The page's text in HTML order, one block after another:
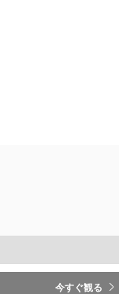
今すぐ観る